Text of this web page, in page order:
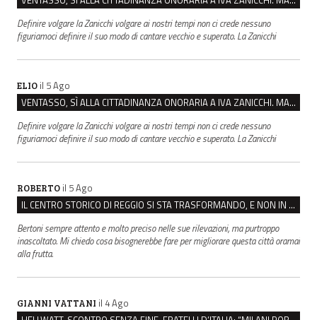
Definire volgare la Zanicchi volgare ai nostri tempi non ci crede nessuno
figuriamoci definire il suo modo di cantare vecchio e superato. La Zanicchi
ELIO il 5 Ago
VENTASSO, SÌ ALLA CITTADINANZA ONORARIA A IVA ZANICCHI. MA BARGIACCHI: “È DI PESSIMO GUSTO”
Definire volgare la Zanicchi volgare ai nostri tempi non ci crede nessuno
figuriamoci definire il suo modo di cantare vecchio e superato. La Zanicchi
ROBERTO il 5 Ago
IL CENTRO STORICO DI REGGIO SI STA TRASFORMANDO, E NON IN MEGLIO
Bertoni sempre attento e molto preciso nelle sue rilevazioni, ma purtroppo
inascoltato. Mi chiedo cosa bisognerebbe fare per migliorare questa città oramai
alla frutta.
GIANNI VATTANI il 4 Ago